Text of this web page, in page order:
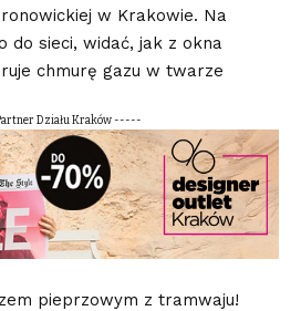
w Krakowie. Na
do sieci, widać, jak z okna
chmurę gazu w twarze
Działu Kraków -----
pieprzowym z tramwaju!